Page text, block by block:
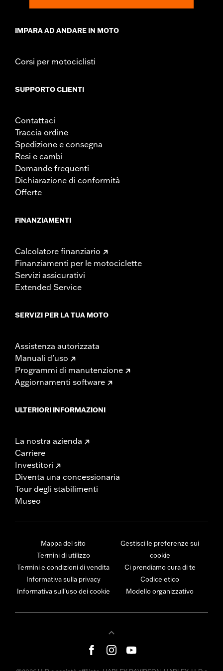
IMPARA AD ANDARE IN MOTO
Corsi per motociclisti
SUPPORTO CLIENTI
Contattaci
Traccia ordine
Spedizione e consegna
Resi e cambi
Domande frequenti
Dichiarazione di conformità
Offerte
FINANZIAMENTI
Calcolatore finanziario
Finanziamenti per le motociclette
Servizi assicurativi
Extended Service
SERVIZI PER LA TUA MOTO
Assistenza autorizzata
Manuali d’uso
Programmi di manutenzione
Aggiornamenti software
ULTERIORI INFORMAZIONI
La nostra azienda
Carriere
Investitori
Diventa una concessionaria
Tour degli stabilimenti
Museo
Mappa del sito
Termini di utilizzo
Termini e condizioni di vendita
Informativa sulla privacy
Informativa sull’uso dei cookie
Gestisci le preferenze sui
cookie
Ci prendiamo cura di te
Codice etico
Modello organizzativo